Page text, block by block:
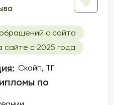
с сайта
сайте с 2025 года
Скайп, ТГ
по